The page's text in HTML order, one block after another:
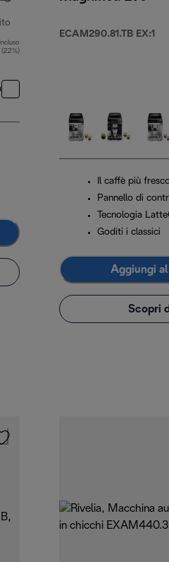
prezzo originale 699,99 €
(22%)
ECAM290.81.TB EX:1
Il caffè più
Pannello di
Tecnologia
Goditi i classici
Aggiungi
Scopri